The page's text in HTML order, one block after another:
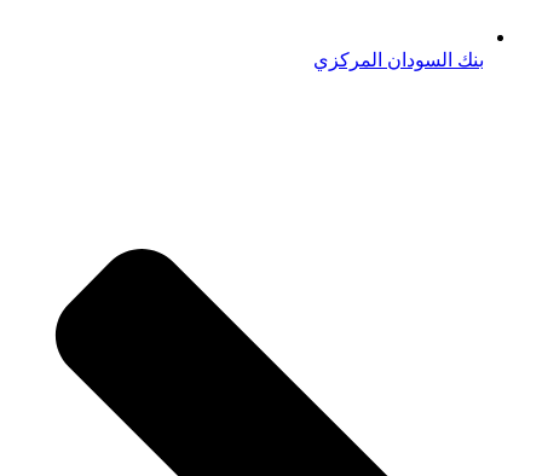
بنك السودان المركزي